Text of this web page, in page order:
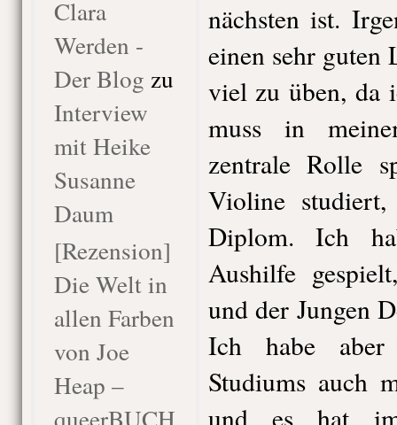
Clara
Werden -
Der Blog zu
Interview
mit Heike
Susanne
Daum
[Rezension]
Die Welt in
allen Farben
von Joe
Heap –
queerBUCH
nächsten ist.
einen sehr guten
viel zu üben, da
muss in
zentrale Rolle
Violine
Diplom. Ich
Aushilfe
und der Jungen
Ich habe aber
Studiums auch
und es hat